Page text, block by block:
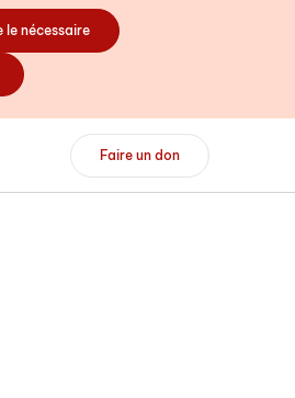
le nécessaire
Faire un don